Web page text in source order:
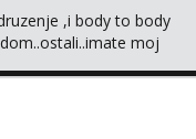
,i body to body
moj